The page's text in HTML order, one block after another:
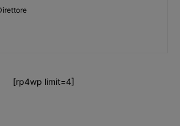
[rp4wp limit=4]